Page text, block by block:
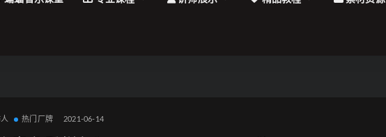
热门厂牌 2021-06-14